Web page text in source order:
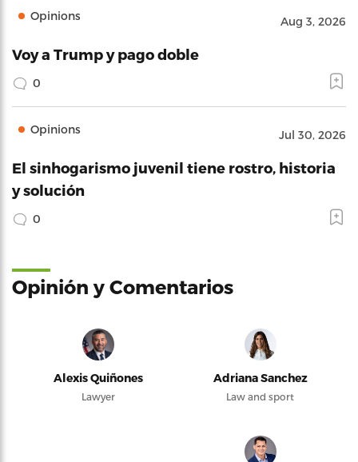
Opinions Aug 3, 2026
Voy a Trump y pago doble
0
Opinions Jul 30, 2026
El sinhogarismo juvenil tiene rostro, historia
y solución
0
Opinión y Comentarios
Alexis Quiñones
Lawyer
Adriana Sanchez
Law and sport